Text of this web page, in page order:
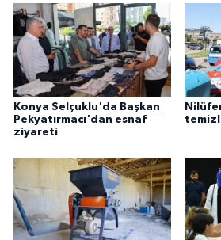
Konya Selçuklu'da Başkan
Pekyatırmacı'dan esnaf
ziyareti